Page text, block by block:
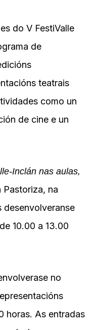
do V FestiValle
de
teatrais
como un
de cine e un
Inclán nas aulas,
Pastoriza, na
desenvolveranse
10.00 a 13.00
no
horas. As entradas